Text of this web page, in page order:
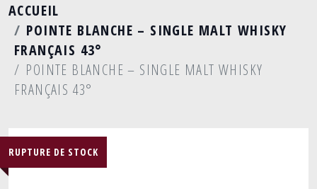
ACCUEIL
POINTE BLANCHE – SINGLE MALT WHISKY
FRANÇAIS 43°
POINTE BLANCHE – SINGLE MALT WHISKY
FRANÇAIS 43°
RUPTURE DE STOCK